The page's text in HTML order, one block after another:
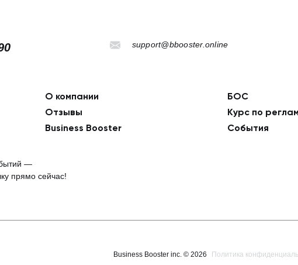
support@bbooster.online
О компании
Отзывы
Business Booster
БОС
Курс по
События
—
прямо сейчас!
Business Booster inc. © 2026 Политика